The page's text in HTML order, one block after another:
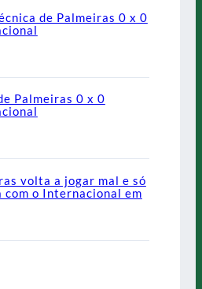
de Palmeiras 0 x 0
Palmeiras 0 x 0
volta a jogar mal e só
com o Internacional em